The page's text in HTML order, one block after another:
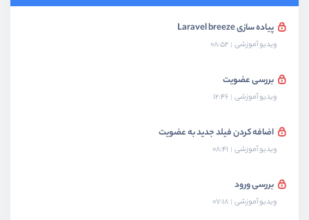
پیاده سازی Laravel breeze
ویدیو آموزشی 08:52
بررسی عضویت
ویدیو آموزشی 12:46
اضافه کردن فیلد جدید به عضویت
ویدیو آموزشی 08:41
بررسی ورود
ویدیو آموزشی 07:18